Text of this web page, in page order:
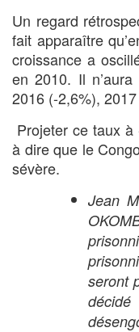
Un regard
fait apparaître
croissance a
en 2010. Il
2016 (-2,6%),
Projeter ce taux
à dire que le
sévère.
Jean
seront